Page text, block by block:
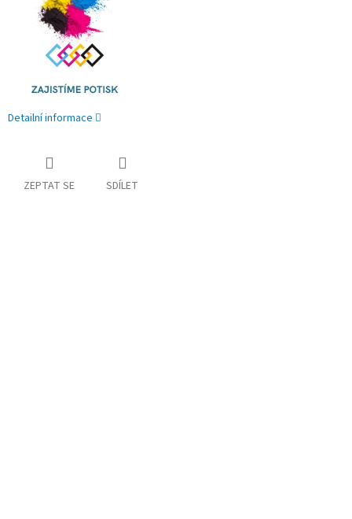
Detailní informace
ZEPTAT SE SDÍLET